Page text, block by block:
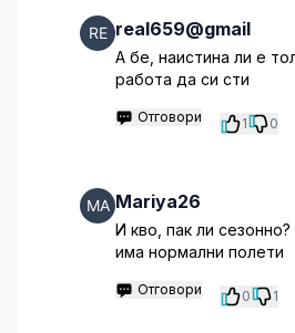
real659@gmail
А бе, наистина ли е
работа да си сти
Отговори 1 0
Mariya26
И кво, пак ли
има нормални полети
Отговори 0 1